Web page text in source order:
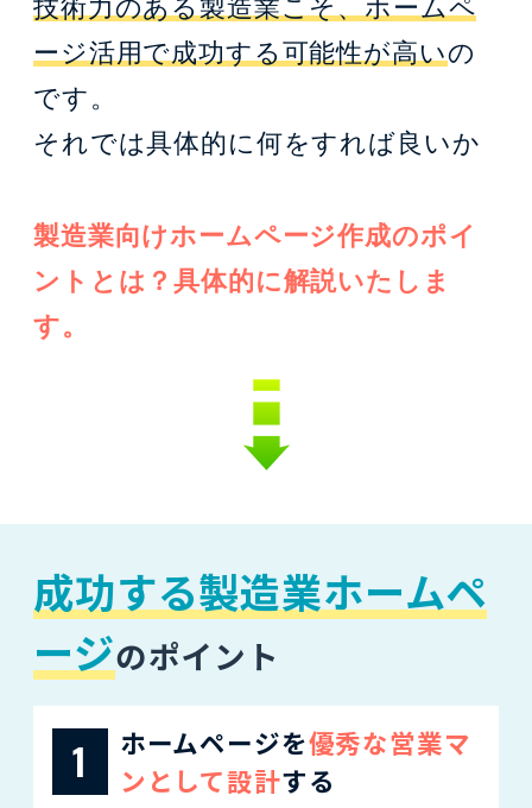
技術力のある製造業こそ、ホームペ
ージ活用で成功する可能性が高いの
です。
それでは具体的に何をすれば良いか
製造業向けホームページ作成のポイ
ントとは？具体的に解説いたしま
す。
成功する製造業ホームペ
ージのポイント
1 ホームページを優秀な営業マ
ンとして設計する